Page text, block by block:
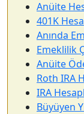
Anüite
401K
Anında
Emeklilik
Anüite
Roth IRA
IRA
Büyüyen